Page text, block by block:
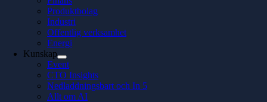
Produktbolag
Industri
Offentlig verksamhet
Energi
Kunskap
Event
CTO Insights
Nedladdningsbart och In 5
Allt om AI